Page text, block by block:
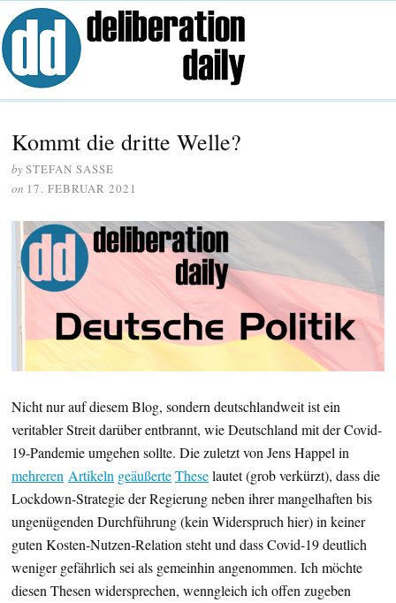
Kommt die dritte Welle?
bySTEFAN SASSE
on 17. FEBRUAR 2021
Nicht nur auf diesem Blog, sondern deutschlandweit ist ein
veritabler Streit darüber entbrannt, wie Deutschland mit der Covid-
19-Pandemie umgehen sollte. Die zuletzt von Jens Happel in
mehreren Artikeln geäußerteTheselautet (grob verkürzt), dass die
Lockdown-Strategie der Regierung neben ihrer mangelhaften bis
ungenügenden Durchführung (kein Widerspruch hier) in keiner
guten Kosten-Nutzen-Relation steht und dass Covid-19 deutlich
weniger gefährlich sei als gemeinhin angenommen. Ich möchte
diesen Thesen widersprechen, wenngleich ich offen zugeben